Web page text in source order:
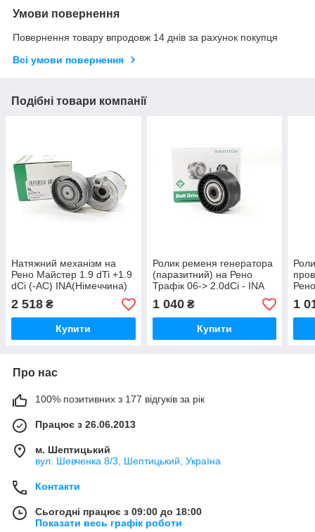
Умови повернення
Повернення товару впродовж 14 днів за рахунок покупця
Всі умови повернення
Подібні товари компанії
Натяжний механізм на
Рено Майстер 1.9 dTi +1.9
dCi (-AC) INA(Німеччина)
534024010
2 518 ₴
Купити
Ролик ременя генератора
(паразитний) на Рено
Трафік 06-> 2.0dCi - INA
(Німеччина) 532053410
1 040₴
Купити
INA
1
Про нас
100% позитивних з 177 відгуків за рік
Працює з 26.06.2013
м. Шептицький
вул. Шевченка 8/3, Шептицький, Україна
Контакти
Сьогодні працює з 09:00 до 18:00
Показати весь графік роботи